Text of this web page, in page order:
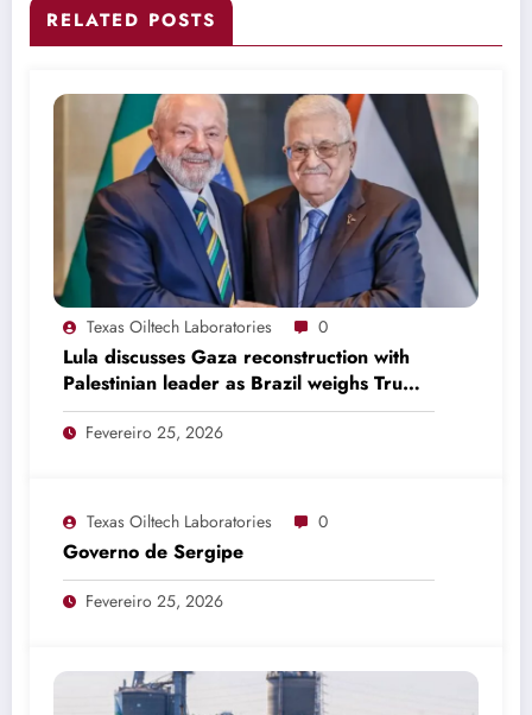
RELATED POSTS
Texas Oiltech Laboratories 0
Lula discusses Gaza reconstruction with
Palestinian leader as Brazil weighs Trump
invitation
Fevereiro 25, 2026
Texas Oiltech Laboratories 0
Governo de Sergipe
Fevereiro 25, 2026